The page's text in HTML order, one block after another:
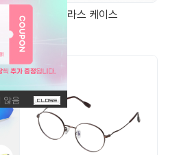
EVA 선글라스 케이스